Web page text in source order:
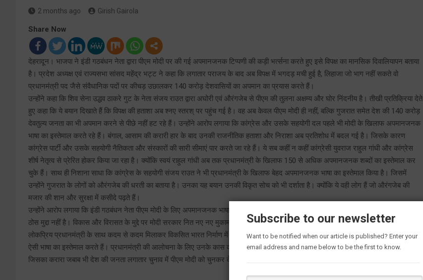
2 months ago Girish Gairola
Share Now
देहरादून। भाजपा ने इंडी गठबंधन नेता द्वारा पीएम मोदी पर की गई अपमानजनक टिप्पणी की कड़ी भर्त्सना करते हुए इसे विपक्ष का मानसिक दिवालियापन बताया
है। प्रदेश अध्यक्ष एवं राज्यसभा सांसद महेंद्र भट्ट ने कहा कि लगातार पराजय के बाद अब विपक्ष में भगदड़ मची हुई है, लिहाजा जो भाग नहीं सकते वो
प्रधानमंत्री पद जैसे संवैधानिक पदों पर कीचड़ उछालकर 140 करोड़ देशवासियों का अपमान का प्रयास करते हैं।
उन्होंने कहा कि शिव सेना उद्धव ठाकरे गुट के नेता संजय राउत द्वारा अघोरी एवं औरंगजेब से पीएम की तुलना अक्षम्य और घोर निंदनीय है। तीखी प्रतिक्रिया देते
हुए कहा कि ये बयान दिखाते हैं कि विपक्ष की हताशा अब श्नए स्तरश् पर पहुंच गई है। वह अब केवल पीएम मोदी ही नहीं, बल्कि गुजरात समेत देश की 140 करोड़
देवतुल्य जनता का भी अपमान करने से पीछे नहीं हट रहे हैं। उन्होंने आरोप लगाया कि कांग्रेस और उसके सहयोगी दल पहले भी मोदी के खिलाफ अपमानजनक
भाषा का इस्तेमाल करते रहे हैं। बंगाल, आसाम की करारी हार के बाद उनकी राजनीतिक हताशा और निराशा अब प्रतिशोध में बदल गई है। जिसके कारण
कांग्रेस पार्टी और उसके सहयोगी नैतिकता और संस्कारों की सारी सीमाएं पार करते जा रहे हैं। ये सब कहीं न कहीं कांग्रेसी युवराज राहुल गांधी और कांग्रेस
शीर्ष नेतृत्व से प्रेरित होकर किया जा रहा है। क्योंकि स्वयं राहुल गांधी अब तक प्रधानमंत्री के खिलाफ 150 से अधिक अपमानजनक शब्दों का इस्तेमाल कर
चुके हैं। साथ ही निशाना साधा कि कांग्रेस के सहयोगी संजय राउत ने भी प्रधानमंत्री के खिलाफ बेहद अपमानजनक भाषा का इस्तेमाल किया है। जिसमें
उन्होंने गुजरात के लोगों को औरंगजेब की धरती का बताया है। उनका यह बयान उनकी विकृत सोच को भी दर्शाता है। क्योंकि ये वही लोग हैं जो औरंगजेब की
मजार की शान और सुरक्षा में कसीदे पढ़ते हैं।
उन्होंने आरोप लगाया कि इंडी गठबंधन नेता पीएम मोदी के लिए अपमानजनक भाषा का सहारा इसलिए लेते हैं, क्योंकि उनके पास आलोचना करने के लिए कोई
ठोस मुद्दा नहीं है। विकास और विरासत के मुद्दे पर मोदी सरकार नित नए नए मुकाम को छू रही है। दुनिया भारत के सामर्थ्य का लोहा मान रहा है। जनता अपने
लोकप्रिय प्रधानमंत्री के साथ कदम से कदम मिलाकर विकसित भारत निर्माण में जुटी है। ऐसे में अपनी राजनैतिक खीज और हताशा उतारने के लिए वे बार बार
ऐसी भाषा का इस्तेमाल करते हैं। प्रधानमंत्री की आलोचना के लिए उनके कास कोई तर्क या प्रश्न नहीं बचा है तो वे अब गाली-गलौज का सहारा ले रहे हैं।
जिसका करारा जबाब भी देश की जनता लगातार चुनाव में पीएम मोदी को चुनकर देती आ रही है।
Subscribe to our newsletter
Want to be notified when our article is published? Enter your
email address and name below to be the first to know.